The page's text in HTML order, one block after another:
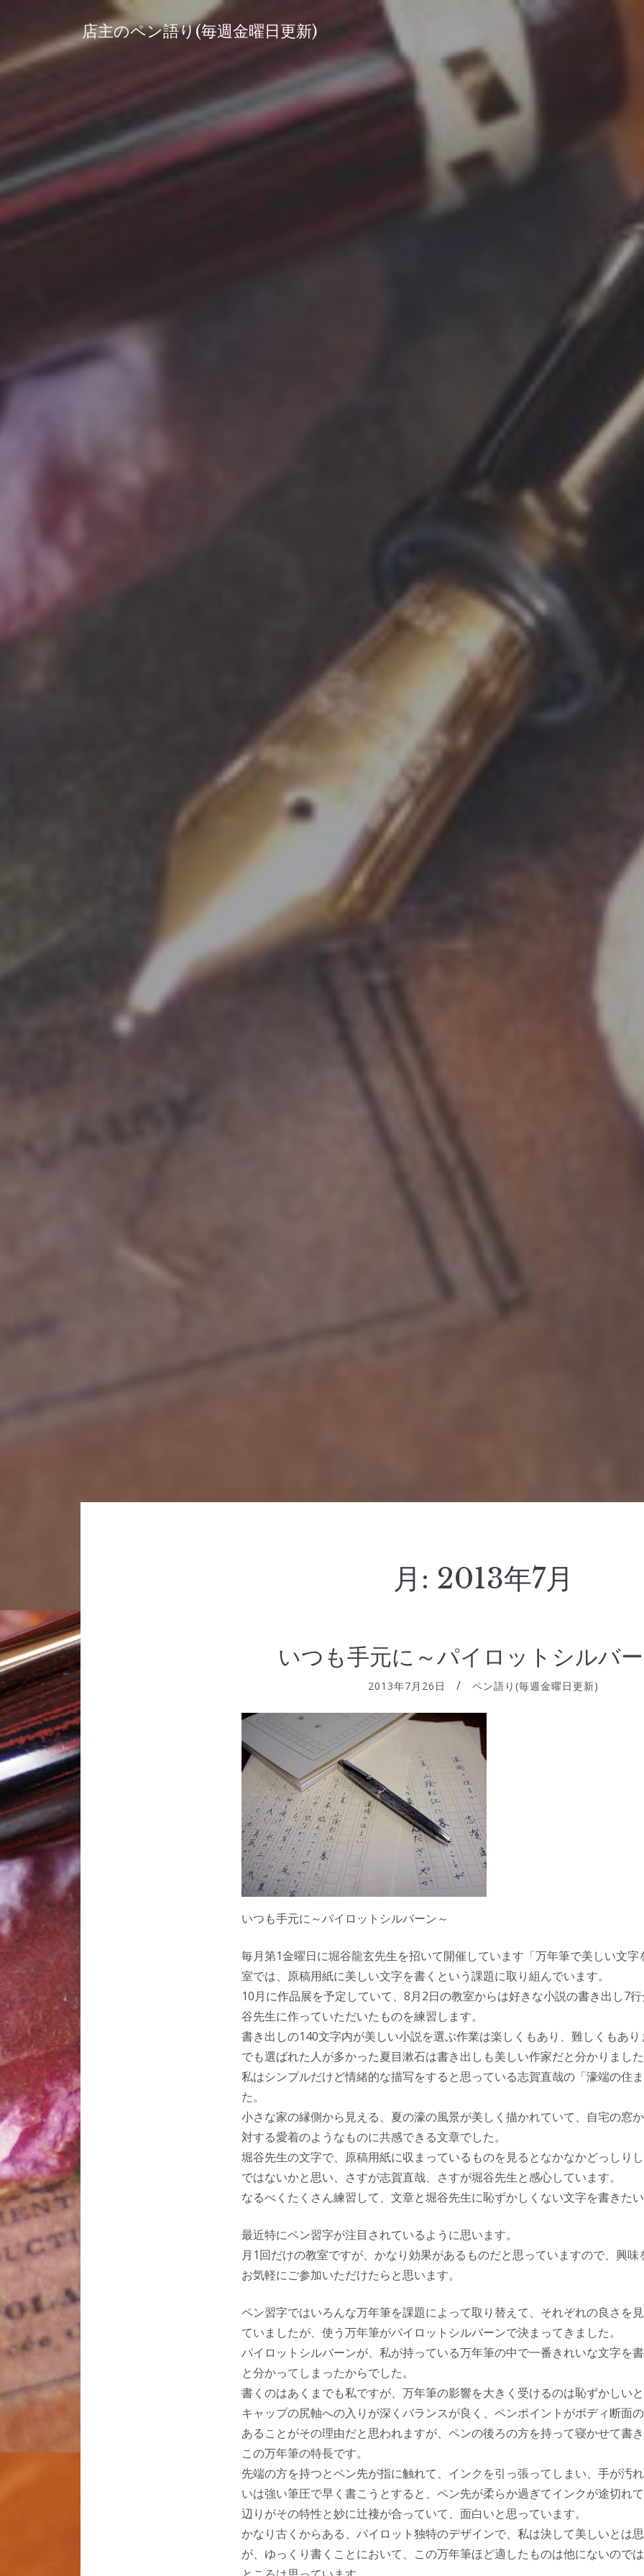
ン
プ
店主のペン語り(毎週金曜日更新)
月: 2013年7月
いつも手元に～パイロットシルバ
2013年7月26日 ペン語り(毎週金曜日更新)
いつも手元に～パイロットシルバーン～
毎月第1金曜日に堀谷龍玄先生を招いて開催しています「万年筆で美しい文字
室では、原稿用紙に美しい文字を書くという課題に取り組んでいます。
10月に作品展を予定していて、8月2日の教室からは好きな小説の書き出し7
谷先生に作っていただいたものを練習します。
書き出しの140文字内が美しい小説を選ぶ作業は楽しくもあり、難しくもあり
でも選ばれた人が多かった夏目漱石は書き出しも美しい作家だと分かりまし
私はシンプルだけど情緒的な描写をすると思っている志賀直哉の「濠端の住
た。
小さな家の縁側から見える、夏の濠の風景が美しく描かれていて、自宅の窓
対する愛着のようなものに共感できる文章でした。
堀谷先生の文字で、原稿用紙に収まっているものを見るとなかなかどっしり
ではないかと思い、さすが志賀直哉、さすが堀谷先生と感心しています。
なるべくたくさん練習して、文章と堀谷先生に恥ずかしくない文字を書きた
最近特にペン習字が注目されているように思います。
月1回だけの教室ですが、かなり効果があるものだと思っていますので、興味
お気軽にご参加いただけたらと思います。
ペン習字ではいろんな万年筆を課題によって取り替えて、それぞれの良さを
ていましたが、使う万年筆がパイロットシルバーンで決まってきました。
パイロットシルバーンが、私が持っている万年筆の中で一番きれいな文字を
と分かってしまったからでした。
書くのはあくまでも私ですが、万年筆の影響を大きく受けるのは恥ずかしい
キャップの尻軸への入りが深くバランスが良く、ペンポイントがボディ断面
あることがその理由だと思われますが、ペンの後ろの方を持って寝かせて書
この万年筆の特長です。
先端の方を持つとペン先が指に触れて、インクを引っ張ってしまい、手が汚
いは強い筆圧で早く書こうとすると、ペン先が柔らか過ぎてインクが途切れ
辺りがその特性と妙に辻褄が合っていて、面白いと思っています。
かなり古くからある、パイロット独特のデザインで、私は決して美しいとは
が、ゆっくり書くことにおいて、この万年筆ほど適したものは他にないので